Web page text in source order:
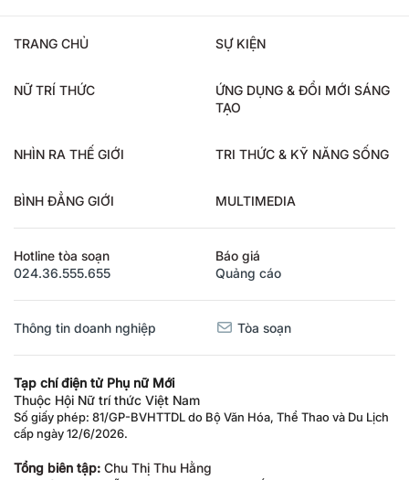
TRANG CHỦ SỰ KIỆN
NỮ TRÍ THỨC
ỨNG DỤNG & ĐỔI MỚI SÁNG
TẠO
NHÌN RA THẾ GIỚI TRI THỨC & KỸ NĂNG SỐNG
BÌNH ĐẲNG GIỚI MULTIMEDIA
Hotline tòa soạn
024.36.555.655
Báo giá
Quảng cáo
Thông tin doanh nghiệp Tòa soạn
Tạp chí điện tử Phụ nữ Mới
Thuộc Hội Nữ trí thức Việt Nam
Số giấy phép: 81/GP-BVHTTDL do Bộ Văn Hóa, Thể Thao và Du Lịch
cấp ngày 12/6/2026.
Tổng biên tập: Chu Thị Thu Hằng